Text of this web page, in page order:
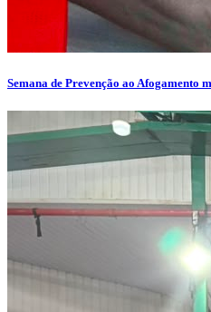
Semana de Prevenção ao Afogamento